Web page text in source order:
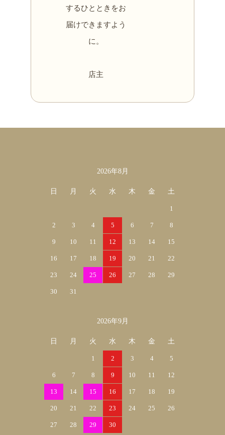
するひとときをお
届けできますよう
に。
店主
2026年8月
日 月 火 水 木 金 土
1
2 3 4 5 6 7 8
9 10 11 12 13 14 15
16 17 18 19 20 21 22
23 24 25 26 27 28 29
30 31
2026年9月
日 月 火 水 木 金 土
1 2 3 4 5
6 7 8 9 10 11 12
13 14 15 16 17 18 19
20 21 22 23 24 25 26
27 28 29 30